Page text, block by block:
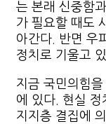
는 본래 신중함
가 필요할 때도
아간다. 반면 우
정치로 기울고
지금 국민의힘
에 있다. 현실 정
지지층 결집에